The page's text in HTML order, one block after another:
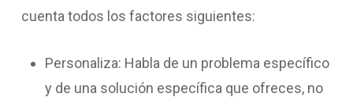
cuenta todos los factores siguientes:
Personaliza: Habla de un problema específico
y de una solución específica que ofreces, no